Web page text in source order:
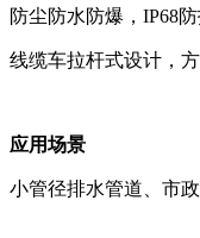
防尘防水防爆，IP68
线缆车拉杆式设计，
应用场景
小管径排水管道、市